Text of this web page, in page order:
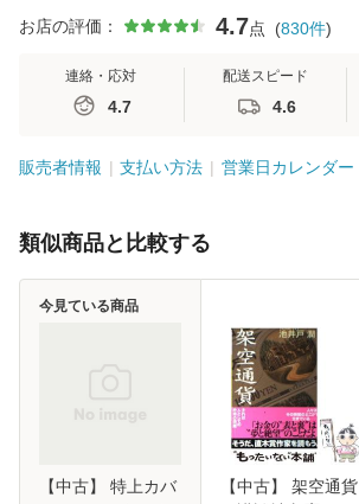
お店の評価： 4.7点 (830件)
連絡・応対
4.7
配送スピード
4.6
販売者情報 支払い方法 営業日カレンダー
類似商品と比較する
【中古】 特上カバ
今見ている商品
【中古】 架空通貨